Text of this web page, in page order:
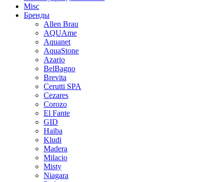
Misc
Бренды
Allen Brau
AQUAme
Aquanet
AquaStone
Azario
BelBagno
Brevita
Cerutti SPA
Cezares
Corozo
El Fante
GID
Haiba
Kludi
Madera
Milacio
Misty
Niagara